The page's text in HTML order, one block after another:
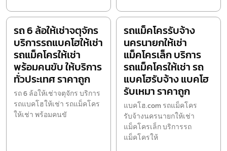
รถ 6 ล้อให้เช่าจตุจักร
บริการรถแบคโฮให้เช่า
รถแม็คโครให้เช่า
พร้อมคนขับ ให้บริการ
ทั่วประเทศ ราคาถูก
รถ 6 ล้อให้เช่าจตุจักร บริการ
รถแบคโฮให้เช่า รถแม็คโคร
ให้เช่า พร้อมคนขั
รถแม็คโครรับจ้าง
นครนายกให้เช่า
แม็คโครเล็ก บริการ
รถแม็คโครให้เช่า รถ
แบคโฮรับจ้าง แบคโฮ
รับเหมา ราคาถูก
แบคโฮ.com รถแม็คโคร
รับจ้างนครนายกให้เช่า
แม็คโครเล็ก บริการรถ
แม็คโครให้